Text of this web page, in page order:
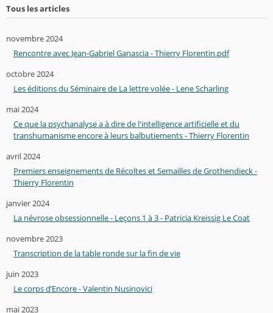
Tous les articles
novembre 2024
Rencontre avec Jean-Gabriel Ganascia - Thierry Florentin.pdf
octobre 2024
Les éditions du Séminaire de La lettre volée - Lene Scharling
mai 2024
Ce que la psychanalyse a à dire de l'intelligence artificielle et du
transhumanisme encore à leurs balbutiements - Thierry Florentin
avril 2024
Premiers enseignements de Récoltes et Semailles de Grothendieck -
Thierry Florentin
janvier 2024
La névrose obsessionnelle - Leçons 1 à 3 - Patricia Kreissig Le Coat
novembre 2023
Transcription de la table ronde sur la fin de vie
juin 2023
Le corps d’Encore - Valentin Nusinovici
mai 2023